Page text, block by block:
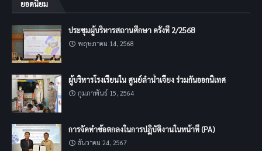
ยอดนิยม
ประชุมผู้บริหารสถานศึกษา ครั้งที่ 2/2568
พฤษภาคม 14, 2568
ผู้บริหารโรงเรียนใน ศูนย์ลำน้ำเจียง ร่วมกันออกนิเทศ
กุมภาพันธ์ 15, 2564
การจัดทำข้อตกลงในการปฏิบัติงานในหน้าที่ (PA)
ธันวาคม 24, 2567